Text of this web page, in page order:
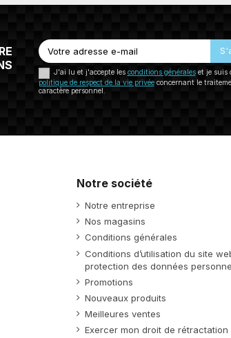
J'ai lu et j'accepte les conditions généraleset je suis
politique de respect de la vie privéeconcernant le
caractère personnel.
Notre société
Notre entreprise
Nos magasins
Conditions générales
Conditions d’utilisation du site
protection des données
Promotions
Nouveaux produits
Meilleures ventes
Exercer mon droit de rétractation